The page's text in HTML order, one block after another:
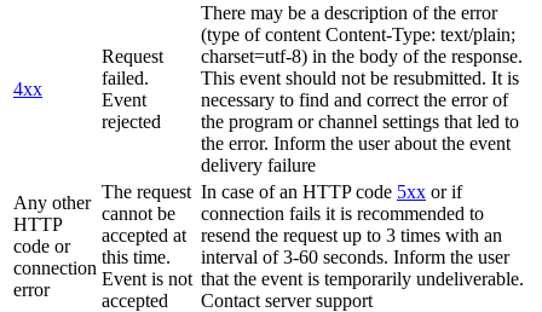
4xx
Request
failed.
Event
rejected
There may be a description of the error
(type of content Content-Type: text/plain;
charset=utf-8) in the body of the response.
This event should not be resubmitted. It is
necessary to find and correct the error of
the program or channel settings that led to
the error. Inform the user about the event
delivery failure
Any other
HTTP
code or
connection
error
The request
cannot be
accepted at
this time.
Event is not
accepted
In case of an HTTP code 5xx or if
connection fails it is recommended to
resend the request up to 3 times with an
interval of 3-60 seconds. Inform the user
that the event is temporarily undeliverable.
Contact server support